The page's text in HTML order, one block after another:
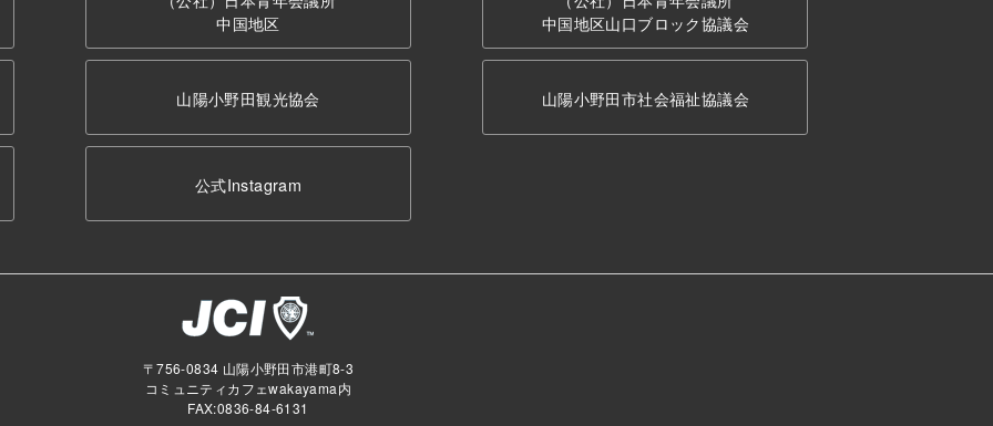
中国地区
中国地区山口ブロック協議会
山陽小野田観光協会 山陽小野田市社会福祉協議会
公式Instagram
〒756-0834 山陽小野田市港町8-3
コミュニティカフェwakayama内
FAX:0836-84-6131